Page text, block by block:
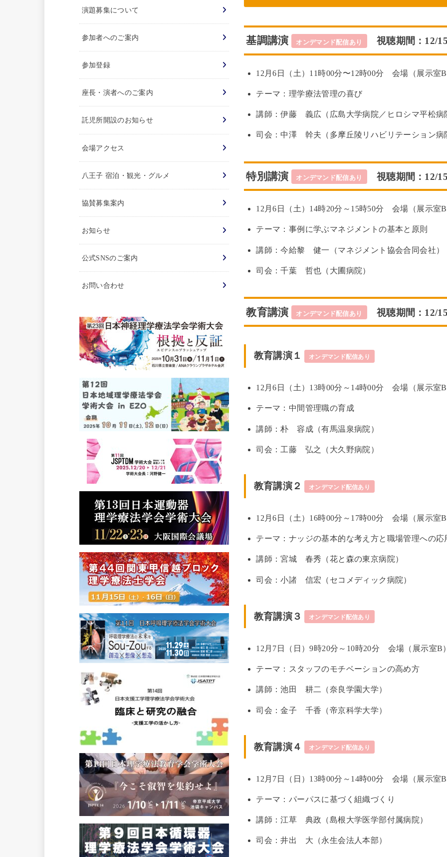
基調講演 オンデマンド配信あり 視聴期間：12/
12月6日（土）11時00分〜12時00分 会場（展示室B
テーマ：理学療法管理の喜び
講師：伊藤 義広（広島大学病院／ヒロシマ平松病
司会：中澤 幹夫（多摩丘陵リハビリテーション病
特別講演 オンデマンド配信あり 視聴期間：12/
12月6日（土）14時20分～15時50分 会場（展示室B
テーマ：事例に学ぶマネジメントの基本と原則
講師：今給黎 健一（マネジメント協会合同会社）
司会：千葉 哲也（大圃病院）
教育講演 オンデマンド配信あり 視聴期間：12/
教育講演１ オンデマンド配信あり
12月6日（土）13時00分～14時00分 会場（展示室B
テーマ：中間管理職の育成
講師：朴 容成（有馬温泉病院）
司会：工藤 弘之（大久野病院）
教育講演２ オンデマンド配信あり
12月6日（土）16時00分～17時00分 会場（展示室B
テーマ：ナッジの基本的な考え方と職場管理への応
講師：宮城 春秀（花と森の東京病院）
司会：小諸 信宏（セコメディック病院）
教育講演３ オンデマンド配信あり
12月7日（日）9時20分～10時20分 会場（展示室B）
テーマ：スタッフのモチベーションの高め方
講師：池田 耕二（奈良学園大学）
司会：金子 千香（帝京科学大学）
教育講演４ オンデマンド配信あり
12月7日（日）13時00分～14時00分 会場（展示室B
テーマ：パーパスに基づく組織づくり
講師：江草 典政（島根大学医学部付属病院）
司会：井出 大（永生会法人本部）
演題募集について
参加者へのご案内
参加登録
座長・演者へのご案内
託児所開設のお知らせ
会場アクセス
八王子 宿泊・観光・グルメ
協賛募集案内
お知らせ
公式SNSのご案内
お問い合わせ